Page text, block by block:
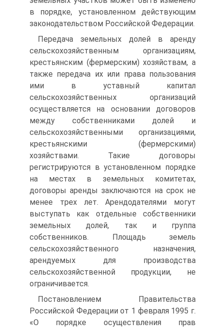
в порядке, установленном действующим
законодательством Российской Федерации.
Передача земельных долей в аренду
сельскохозяйственным организациям,
крестьянским (фермерским) хозяйствам, а
также передача их или права пользования
ими в уставный капитал
сельскохозяйственных организаций
осуществляется на основании договоров
между собственниками долей и
сельскохозяйственными организациями,
крестьянскими (фермерскими)
хозяйствами. Такие договоры
регистрируются в установленном порядке
на местах в земельных комитетах,
договоры аренды заключаются на срок не
менее трех лет. Арендодателями могут
выступать как отдельные собственники
земельных долей, так и группа
собственников. Площадь земель
сельскохозяйственного назначения,
арендуемых для производства
сельскохозяйственной продукции, не
ограничивается.
Постановлением Правительства
Российской Федерации от 1 февраля 1995 г.
«О порядке осуществления прав